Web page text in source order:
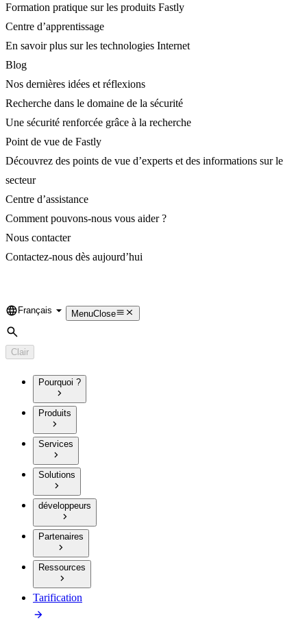
Formation pratique sur les produits Fastly
Centre d’apprentissage
En savoir plus sur les technologies Internet
Blog
Nos dernières idées et réflexions
Recherche dans le domaine de la sécurité
Une sécurité renforcée grâce à la recherche
Point de vue de Fastly
Découvrez des points de vue d’experts et des informations sur le
secteur
Centre d’assistance
Comment pouvons-nous vous aider ?
Nous contacter
Contactez-nous dès aujourd’hui
Language
Français MenuClose
Rechercher
Clair
Pourquoi ?
Produits
Services
Solutions
développeurs
Partenaires
Ressources
Tarification